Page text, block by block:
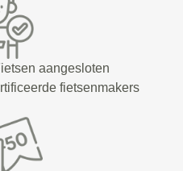
aangesloten
fietsenmakers